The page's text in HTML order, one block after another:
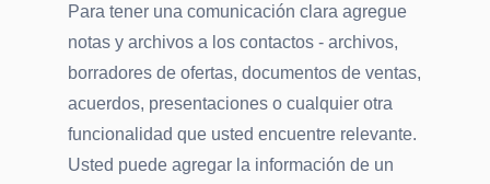
Para tener una comunicación clara agregue
notas y archivos a los contactos - archivos,
borradores de ofertas, documentos de ventas,
acuerdos, presentaciones o cualquier otra
funcionalidad que usted encuentre relevante.
Usted puede agregar la información de un